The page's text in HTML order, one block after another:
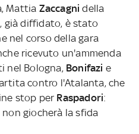
Mattia Zaccagni della
già diffidato, è stato
nel corso della gara
ricevuto un'ammenda
nel Bologna, Bonifazi e
contro l'Atalanta, che
stop per Raspadori:
giocherà la sfida